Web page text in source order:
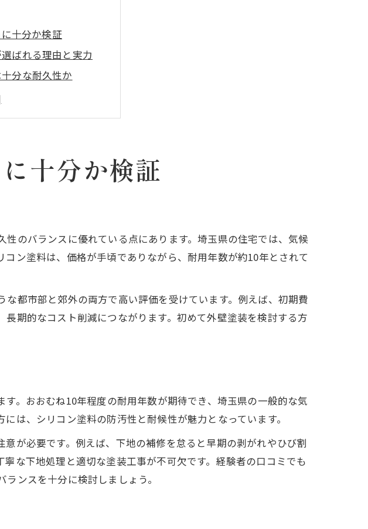
十分か検証
ばれる理由と実力
分な耐久性か
コンの適正
長所と短所の比較
敗しない秘訣
相場を正しく知る
落とし穴に注意
場調査のコツ
実践法とは
査の活用術
最適化術
両立する基準
した外壁塗装
持ちのポイント
ランスの考え方
十分か検証
のバランスに優れている点にあります。埼玉県の住宅では、気候
ン塗料は、価格が手頃でありながら、耐用年数が約10年とされて
都市部と郊外の両方で高い評価を受けています。例えば、初期費
期的なコスト削減につながります。初めて外壁塗装を検討する方
。おおむね10年程度の耐用年数が期待でき、埼玉県の一般的な気
は、シリコン塗料の防汚性と耐候性が魅力となっています。
が必要です。例えば、下地の補修を怠ると早期の剥がれやひび割
な下地処理と適切な塗装工事が不可欠です。経験者の口コミでも
ンスを十分に検討しましょう。